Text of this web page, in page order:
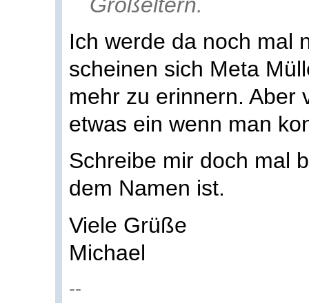
Großeltern.
Ich werde da noch mal
scheinen sich Meta
mehr zu erinnern. Aber
etwas ein wenn man
Schreibe mir doch mal
dem Namen ist.
Viele Grüße
Michael
--